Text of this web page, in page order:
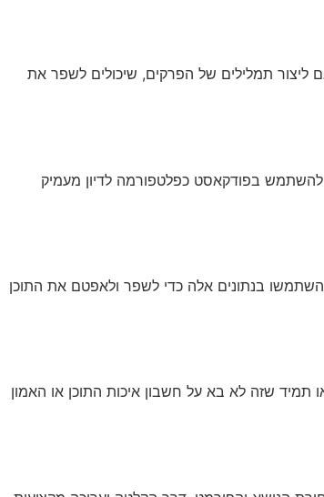
ליצור תמלילים של הפרקים, שיכולים לשפר את
להשתמש בפודקאסט כפלטפורמה לדיון מעמיק
בנתונים אלה כדי לשפר ולאפטם את התוכן
תמיד שזה לא בא על חשבון איכות התוכן או האמון